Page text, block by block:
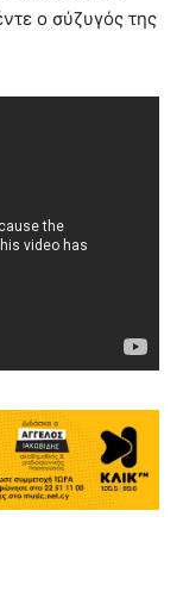
ο σύζυγός της